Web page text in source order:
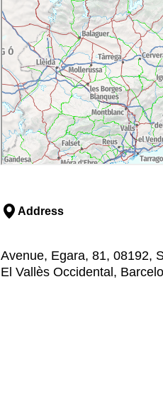
Address
Avenue, Egara, 81, 08192,
El Vallès Occidental,